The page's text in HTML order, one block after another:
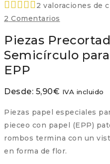
2 valoraciones de
2 Comentarios
Piezas
Semicírculo
EPP
Desde: 5,90€ IVA incluido
Piezas papel especiales
pieceo con papel (EPP)
rombos termina con un
en forma de flor.